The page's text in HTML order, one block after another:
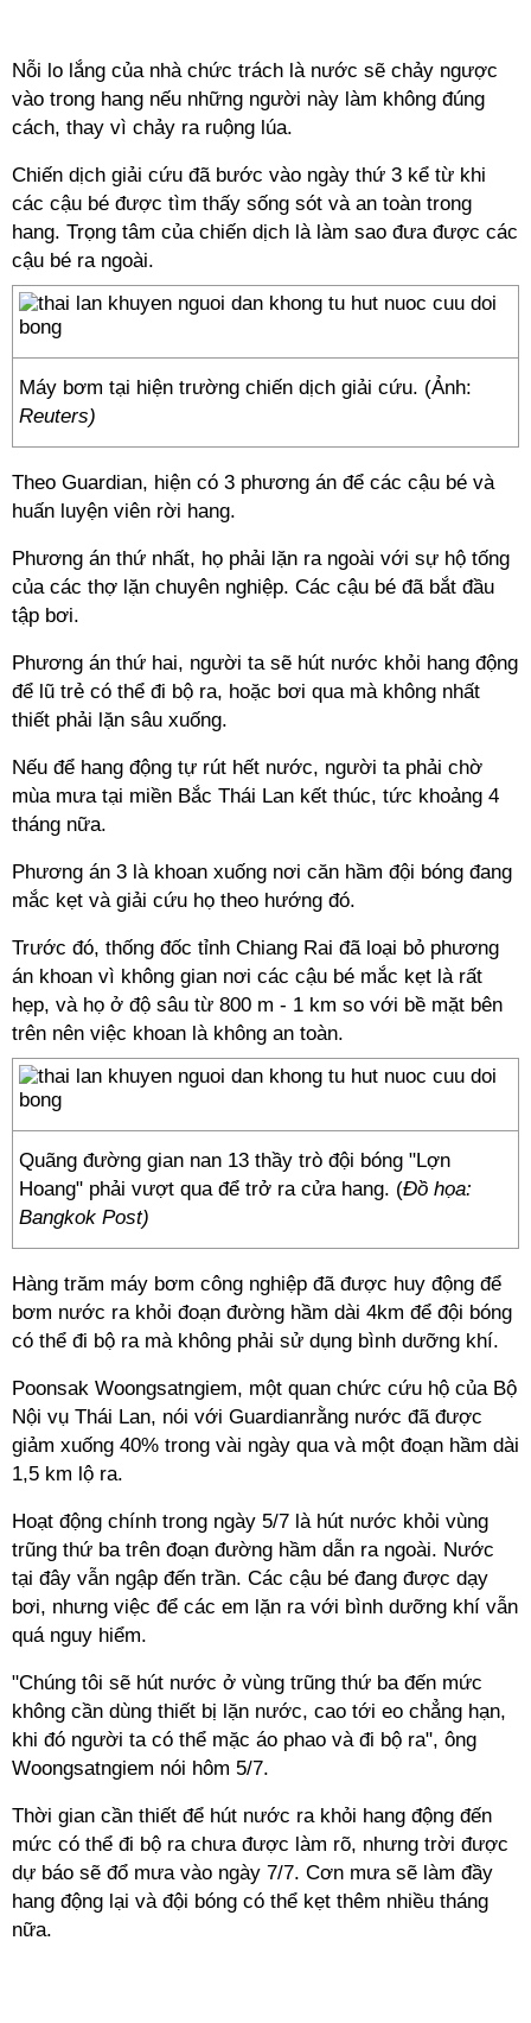
Nỗi lo lắng của nhà chức trách là nước sẽ chảy ngược
vào trong hang nếu những người này làm không đúng
cách, thay vì chảy ra ruộng lúa.
Chiến dịch giải cứu đã bước vào ngày thứ 3 kể từ khi
các cậu bé được tìm thấy sống sót và an toàn trong
hang. Trọng tâm của chiến dịch là làm sao đưa được các
cậu bé ra ngoài.
Máy bơm tại hiện trường chiến dịch giải cứu. (Ảnh:
Reuters)
Theo Guardian, hiện có 3 phương án để các cậu bé và
huấn luyện viên rời hang.
Phương án thứ nhất, họ phải lặn ra ngoài với sự hộ tống
của các thợ lặn chuyên nghiệp. Các cậu bé đã bắt đầu
tập bơi.
Phương án thứ hai, người ta sẽ hút nước khỏi hang động
để lũ trẻ có thể đi bộ ra, hoặc bơi qua mà không nhất
thiết phải lặn sâu xuống.
Nếu để hang động tự rút hết nước, người ta phải chờ
mùa mưa tại miền Bắc Thái Lan kết thúc, tức khoảng 4
tháng nữa.
Phương án 3 là khoan xuống nơi căn hầm đội bóng đang
mắc kẹt và giải cứu họ theo hướng đó.
Trước đó, thống đốc tỉnh Chiang Rai đã loại bỏ phương
án khoan vì không gian nơi các cậu bé mắc kẹt là rất
hẹp, và họ ở độ sâu từ 800 m - 1 km so với bề mặt bên
trên nên việc khoan là không an toàn.
Quãng đường gian nan 13 thầy trò đội bóng "Lợn
Hoang" phải vượt qua để trở ra cửa hang. (Đồ họa:
Bangkok Post)
Hàng trăm máy bơm công nghiệp đã được huy động để
bơm nước ra khỏi đoạn đường hầm dài 4km để đội bóng
có thể đi bộ ra mà không phải sử dụng bình dưỡng khí.
Poonsak Woongsatngiem, một quan chức cứu hộ của Bộ
Nội vụ Thái Lan, nói với Guardianrằng nước đã được
giảm xuống 40% trong vài ngày qua và một đoạn hầm dài
1,5 km lộ ra.
Hoạt động chính trong ngày 5/7 là hút nước khỏi vùng
trũng thứ ba trên đoạn đường hầm dẫn ra ngoài. Nước
tại đây vẫn ngập đến trần. Các cậu bé đang được dạy
bơi, nhưng việc để các em lặn ra với bình dưỡng khí vẫn
quá nguy hiểm.
"Chúng tôi sẽ hút nước ở vùng trũng thứ ba đến mức
không cần dùng thiết bị lặn nước, cao tới eo chẳng hạn,
khi đó người ta có thể mặc áo phao và đi bộ ra", ông
Woongsatngiem nói hôm 5/7.
Thời gian cần thiết để hút nước ra khỏi hang động đến
mức có thể đi bộ ra chưa được làm rõ, nhưng trời được
dự báo sẽ đổ mưa vào ngày 7/7. Cơn mưa sẽ làm đầy
hang động lại và đội bóng có thể kẹt thêm nhiều tháng
nữa.